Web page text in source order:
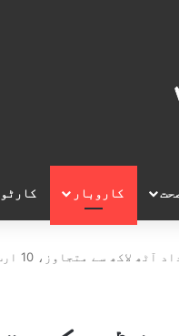
کاروبار
سے متجاوز، 10 ارب ڈالر موصول